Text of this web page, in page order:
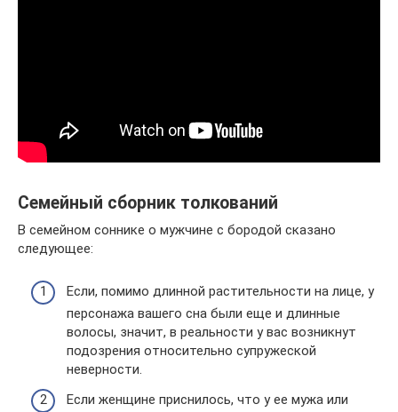
Семейный сборник толкований
В семейном соннике о мужчине с бородой сказано
следующее:
Если, помимо длинной растительности на лице, у
персонажа вашего сна были еще и длинные
волосы, значит, в реальности у вас возникнут
подозрения относительно супружеской
неверности.
Если женщине приснилось, что у ее мужа или